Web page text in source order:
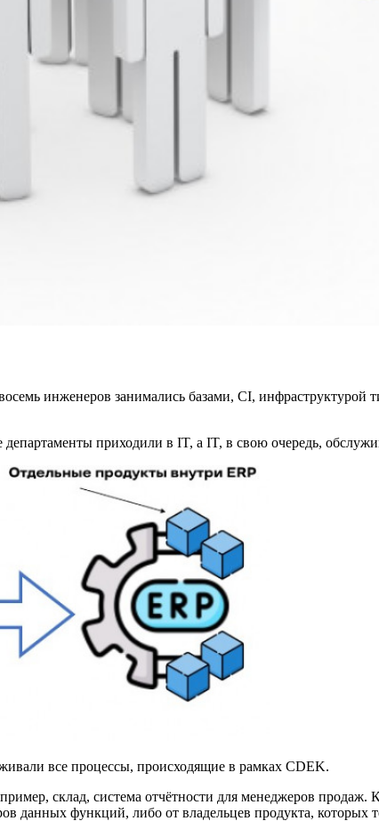
инженеров занимались базами, CI, инфраструктурой
приходили в IT, а IT, в свою очередь,
все процессы, происходящие в рамках CDEK.
склад, система отчётности для менеджеров
данных функций, либо от владельцев продукта, которых